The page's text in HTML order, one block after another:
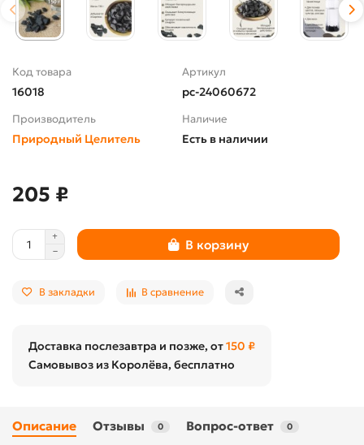
Код товара
16018
Артикул
pc-24060672
Производитель
Природный Целитель
Наличие
Есть в наличии
205 ₽
В корзину
В закладки В сравнение
Доставка послезавтра и позже, от150 ₽
Самовывоз из Королёва, бесплатно
Описание Отзывы 0 Вопрос-ответ 0